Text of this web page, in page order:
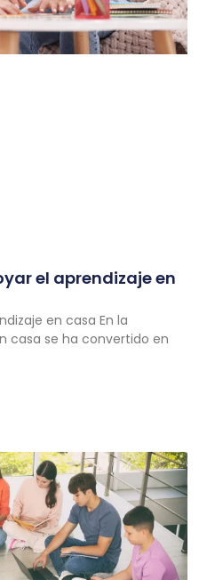
el aprendizaje en
en casa En la
casa se ha convertido en